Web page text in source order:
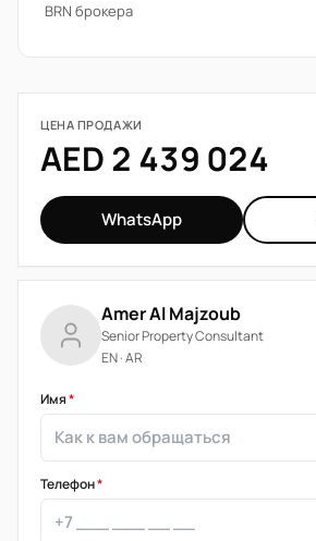
BRN брокера
ЦЕНА ПРОДАЖИ
AED 2 439 024
WhatsApp
Amer Al Majzoub
Senior Property Consultant
EN · AR
Имя*
Телефон*